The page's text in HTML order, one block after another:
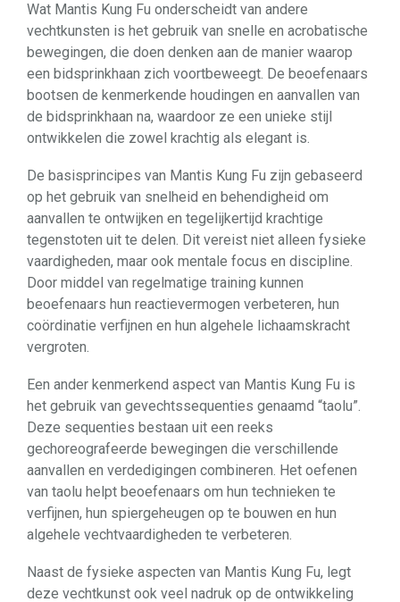
Wat Mantis Kung Fu onderscheidt van andere
vechtkunsten is het gebruik van snelle en acrobatische
bewegingen, die doen denken aan de manier waarop
een bidsprinkhaan zich voortbeweegt. De beoefenaars
bootsen de kenmerkende houdingen en aanvallen van
de bidsprinkhaan na, waardoor ze een unieke stijl
ontwikkelen die zowel krachtig als elegant is.
De basisprincipes van Mantis Kung Fu zijn gebaseerd
op het gebruik van snelheid en behendigheid om
aanvallen te ontwijken en tegelijkertijd krachtige
tegenstoten uit te delen. Dit vereist niet alleen fysieke
vaardigheden, maar ook mentale focus en discipline.
Door middel van regelmatige training kunnen
beoefenaars hun reactievermogen verbeteren, hun
coördinatie verfijnen en hun algehele lichaamskracht
vergroten.
Een ander kenmerkend aspect van Mantis Kung Fu is
het gebruik van gevechtssequenties genaamd “taolu”.
Deze sequenties bestaan uit een reeks
gechoreografeerde bewegingen die verschillende
aanvallen en verdedigingen combineren. Het oefenen
van taolu helpt beoefenaars om hun technieken te
verfijnen, hun spiergeheugen op te bouwen en hun
algehele vechtvaardigheden te verbeteren.
Naast de fysieke aspecten van Mantis Kung Fu, legt
deze vechtkunst ook veel nadruk op de ontwikkeling